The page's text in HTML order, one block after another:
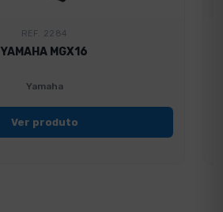
REF. 2284
YAMAHA MGX16
Yamaha
Ver produto